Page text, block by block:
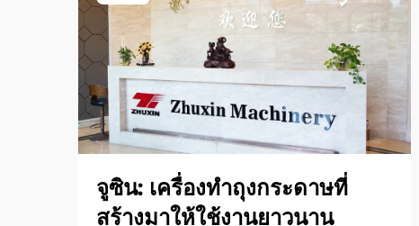
จูซิน: เครื่องทำถุงกระดาษที่
สร้างมาให้ใช้งานยาวนาน